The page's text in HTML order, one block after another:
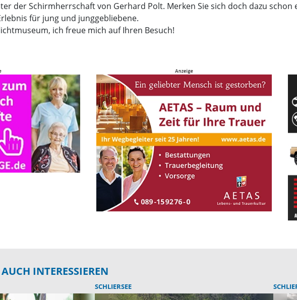
der Schirmherrschaft von Gerhard Polt. Merken Sie sich doch dazu schon
für jung und junggebliebene.
ich freue mich auf Ihren Besuch!
INTERESSIEREN
SCHLIERSEE